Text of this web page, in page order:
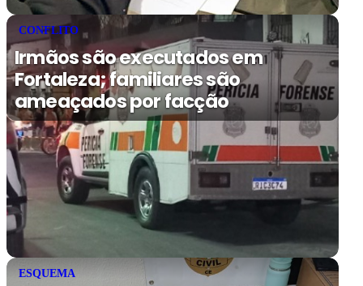
CONFLITO
Irmãos são executados em
Fortaleza; familiares são
ameaçados por facção
ESQUEMA